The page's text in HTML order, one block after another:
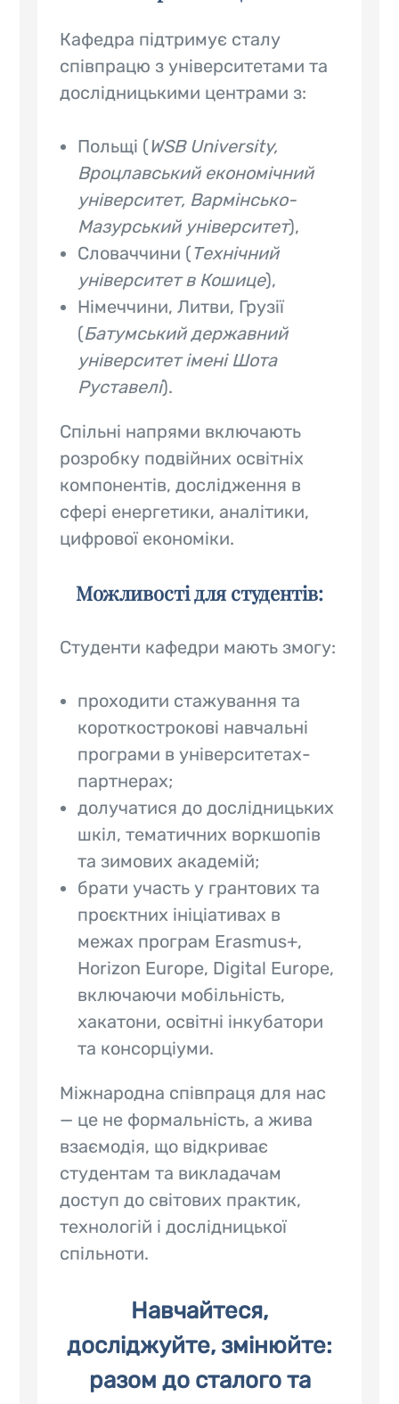
Кафедра підтримує сталу
співпрацю з університетами та
дослідницькими центрами з:
Польщі (WSB University,
Вроцлавський економічний
університет, Вармінсько-
Мазурський університет),
Словаччини (Технічний
університет в Кошице),
Німеччини, Литви, Грузії
(Батумський державний
університет імені Шота
Руставелі).
Спільні напрями включають
розробку подвійних освітніх
компонентів, дослідження в
сфері енергетики, аналітики,
цифрової економіки.
Можливості для студентів:
Студенти кафедри мають змогу:
проходити стажування та
короткострокові навчальні
програми в університетах-
партнерах;
долучатися до дослідницьких
шкіл, тематичних воркшопів
та зимових академій;
брати участь у грантових та
проєктних ініціативах в
межах програм Erasmus+,
Horizon Europe, Digital Europe,
включаючи мобільність,
хакатони, освітні інкубатори
та консорціуми.
Міжнародна співпраця для нас
— це не формальність, а жива
взаємодія, що відкриває
студентам та викладачам
доступ до світових практик,
технологій і дослідницької
спільноти.
Навчайтеся,
досліджуйте, змінюйте:
разом до сталого та